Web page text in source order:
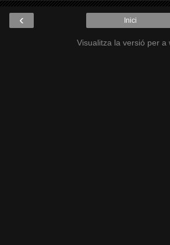
‹ Inici
Visualitza la versió per a